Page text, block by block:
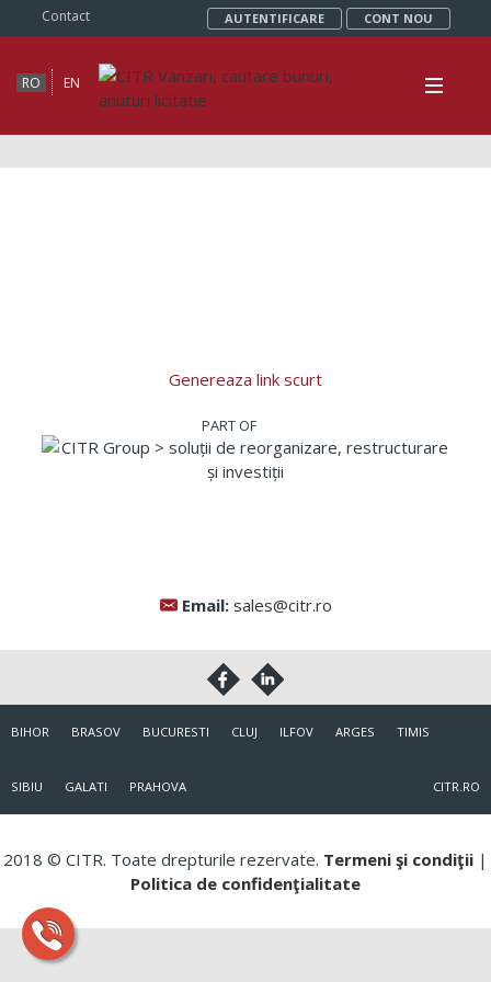
Contact AUTENTIFICARE CONT NOU
RO EN
Genereaza link scurt
Email: sales@citr.ro
BIHOR BRASOV BUCURESTI CLUJ ILFOV ARGES TIMIS
SIBIU GALATI PRAHOVA CITR.RO
2018 © CITR. Toate drepturile rezervate. Termeni şi condiţii |
Politica de confidenţialitate